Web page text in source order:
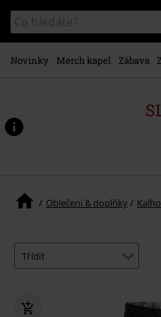
hlavnímu
obsahu
Katalog
vyhledávání
Novinky Merch kapel Zábava
Oblečení & doplňky